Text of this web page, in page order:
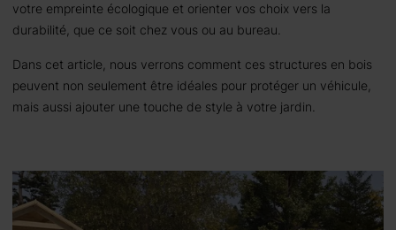
votre empreinte écologique et orienter vos choix vers la
durabilité, que ce soit chez vous ou au bureau.
Dans cet article, nous verrons comment ces structures en bois
peuvent non seulement être idéales pour protéger un véhicule,
mais aussi ajouter une touche de style à votre jardin.